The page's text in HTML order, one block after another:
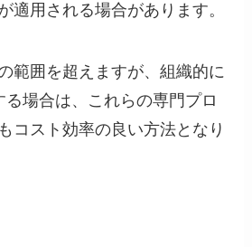
適用される場合があります。
範囲を超えますが、組織的に
場合は、これらの専門プロ
コスト効率の良い方法となり